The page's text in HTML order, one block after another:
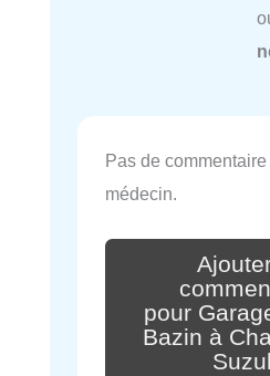
Pas de
médecin.
pour
Bazin à